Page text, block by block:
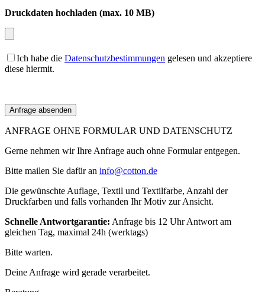
Druckdaten hochladen (max. 10 MB)
Ich habe die Datenschutzbestimmungen gelesen und akzeptiere
diese hiermit.
ANFRAGE OHNE FORMULAR UND DATENSCHUTZ
Gerne nehmen wir Ihre Anfrage auch ohne Formular entgegen.
Bitte mailen Sie dafür an info@cotton.de
Die gewünschte Auflage, Textil und Textilfarbe, Anzahl der
Druckfarben und falls vorhanden Ihr Motiv zur Ansicht.
Schnelle Antwortgarantie: Anfrage bis 12 Uhr Antwort am
gleichen Tag, maximal 24h (werktags)
Bitte warten.
Deine Anfrage wird gerade verarbeitet.